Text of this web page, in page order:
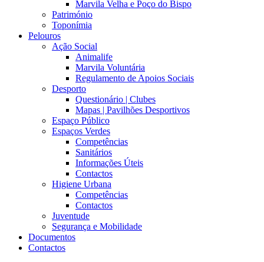
Marvila Velha e Poço do Bispo
Património
Toponímia
Pelouros
Ação Social
Animalife
Marvila Voluntária
Regulamento de Apoios Sociais
Desporto
Questionário | Clubes
Mapas | Pavilhões Desportivos
Espaço Público
Espaços Verdes
Competências
Sanitários
Informações Úteis
Contactos
Higiene Urbana
Competências
Contactos
Juventude
Segurança e Mobilidade
Documentos
Contactos